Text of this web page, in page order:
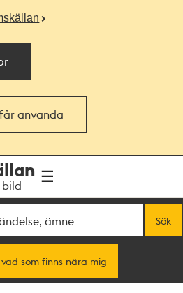
använda
Sök
som finns nära mig